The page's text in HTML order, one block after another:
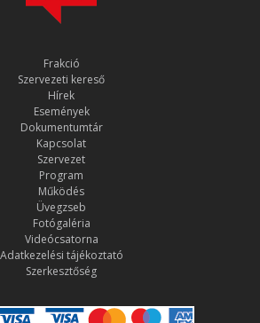
Frakció
Szervezeti kereső
Hírek
Események
Dokumentumtár
Kapcsolat
Szervezet
Program
Működés
Üvegzseb
Fotógaléria
Videócsatorna
Adatkezelési tájékoztató
Szerkesztőség